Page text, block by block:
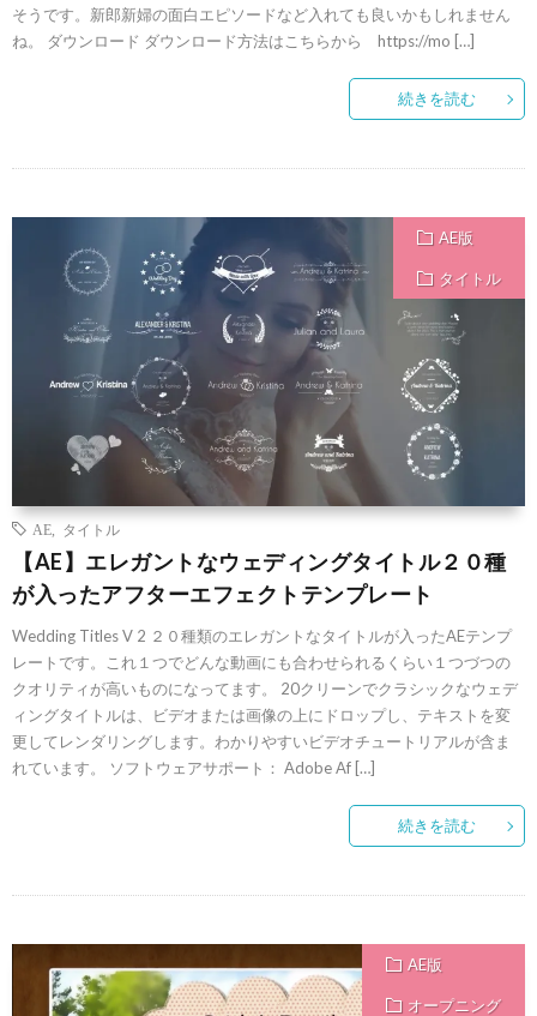
そうです。新郎新婦の面白エピソードなど入れても良いかもしれません
ね。 ダウンロード ダウンロード方法はこちらから https://mo […]
続きを読む
AE版
タイトル
AE タイトル
【AE】エレガントなウェディングタイトル２０種
が入ったアフターエフェクトテンプレート
Wedding Titles V 2 ２０種類のエレガントなタイトルが入ったAEテンプ
レートです。これ１つでどんな動画にも合わせられるくらい１つづつの
クオリティが高いものになってます。 20クリーンでクラシックなウェデ
ィングタイトルは、ビデオまたは画像の上にドロップし、テキストを変
更してレンダリングします。わかりやすいビデオチュートリアルが含ま
れています。 ソフトウェアサポート： Adobe Af […]
続きを読む
AE版
オープニング